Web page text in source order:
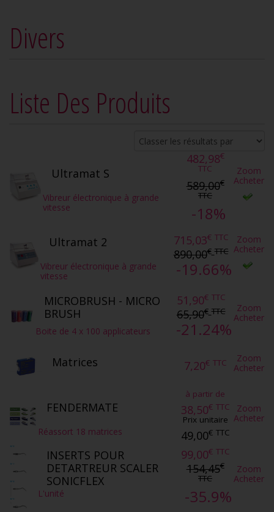
Divers
Liste Des Produits
Ultramat S
Vibreur électronique à grande
vitesse
482,98€
TTC
589,00€
TTC
-18%
Zoom
Acheter
Ultramat 2
Vibreur électronique à grande
vitesse
715,03€ TTC
890,00€ TTC
-19.66%
Zoom
Acheter
MICROBRUSH - MICRO
BRUSH
Boite de 4 x 100 applicateurs
51,90€ TTC
65,90€ TTC
-21.24%
Zoom
Acheter
Matrices 7,20€ TTC
Zoom
Acheter
FENDERMATE
Réassort 18 matrices
à partir de
38,50€ TTC
Prix unitaire
49,00€ TTC
Zoom
Acheter
INSERTS POUR
DETARTREUR SCALER
SONICFLEX
L'unité
99,00€ TTC
154,45€
TTC
-35.9%
Zoom
Acheter